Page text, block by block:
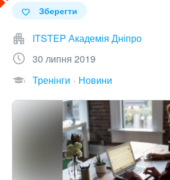
Зберегти
ITSTEP Академія Дніпро
30 липня 2019
Тренінги
Новини